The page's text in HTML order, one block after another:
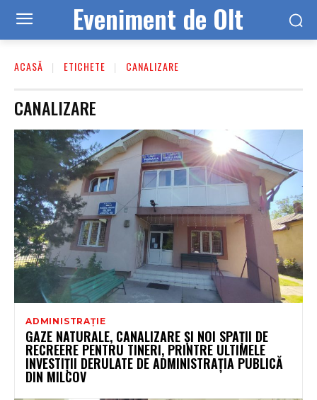
Eveniment de Olt
ACASĂ ETICHETE CANALIZARE
CANALIZARE
ADMINISTRAȚIE
GAZE NATURALE, CANALIZARE ȘI NOI SPAȚII DE
RECREERE PENTRU TINERI, PRINTRE ULTIMELE
INVESTIȚII DERULATE DE ADMINISTRAȚIA PUBLICĂ
DIN MILCOV